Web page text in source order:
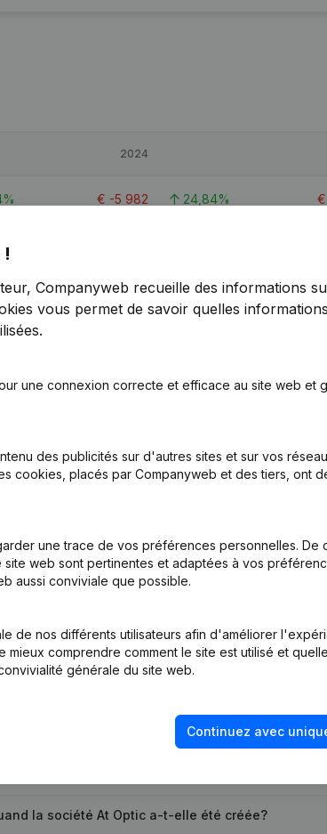
2024
€ -5 982 24,84% €
€19 331 -38,75%
Nominations
Personne Morale, Ouverture Succursale, etc...)
la société At Optic a-t-elle été créée?
Companyweb recueille des informations
vous permet de savoir quelles
une connexion correcte et efficace au site web et
des publicités sur d'autres sites et sur vos
cookies, placés par Companyweb et des tiers, ont
une trace de vos préférences personnelles. De
web sont pertinentes et adaptées à vos
aussi conviviale que possible.
de nos différents utilisateurs afin d'améliorer
mieux comprendre comment le site est utilisé et
générale du site web.
Continuez avec